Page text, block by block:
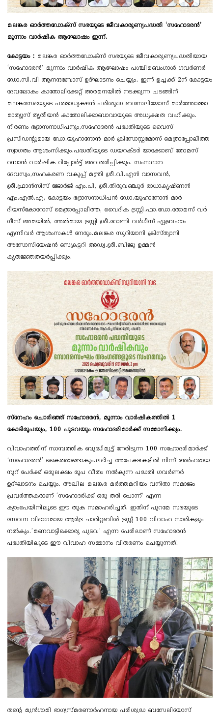
മലങ്കര ഓർത്തഡോക്സ് സഭയുടെ ജീവകാരുണ്യപദ്ധതി ‘സഹോദരൻ’
മൂന്നാം വാർഷിക ആഘോഷം ഇന്ന്.
കോട്ടയം : മലങ്കര ഓർത്തഡോക്സ് സഭയുടെ ജീവകാരുണ്യപദ്ധതിയായ
‘സഹോദരൻ’ മൂന്നാം വാർഷിക ആഘോഷം പശ്ചിമബം​ഗാൾ ​ഗവർണർ
ഡോ.സി.വി ആനന്ദബോസ് ഉദ്ഘാടനം ചെയ്യും. ഇന്ന് ഉച്ചക്ക് 2ന് കോട്ടയം
ദേവലോകം കാതോലിക്കേറ്റ് അരമനയിൽ നടക്കുന്ന ചടങ്ങിന്
മലങ്കരസഭയുടെ പരമാധ്യക്ഷൻ പരിശുദ്ധ ബസേലിയോസ് മാർത്തോമ്മാ
മാത്യൂസ് തൃതീയൻ കാതോലിക്കാബാവായുടെ അധ്യക്ഷത വഹിക്കും.
നിരണം ഭദ്രാസനാധിപനും,സഹോദരൻ പദ്ധതിയുടെ വൈസ്
പ്രസിഡന്റുമായ ഡോ.യൂഹാനോൻ മാർ ക്രിസോസ്റ്റമോസ് മെത്രാപ്പോലീത്ത
സ്വാ​ഗതം ആശംസിക്കും.പദ്ധതിയുടെ ഡയറക്ടർ യാക്കോബ് തോമസ്
റമ്പാൻ വാർഷിക റിപ്പോർട്ട് അവതരിപ്പിക്കും. സംസ്ഥാന
ദേവസ്വം,സഹകരണ വകുപ്പ് മന്ത്രി ശ്രീ.വി.എൻ വാസവൻ,
ശ്രീ.ഫ്രാൻസിസ് ജോർജ് എം.പി, ശ്രീ.തിരുവഞ്ചൂർ രാധാകൃഷ്ണൻ
എം.എൽ.എ, കോട്ടയം ഭദ്രാസനാധിപൻ ഡോ.യൂഹാനോൻ മാർ
ദീയസ്കോറോസ് മെത്രാപ്പോലീത്ത, വൈദിക ട്രസ്റ്റി.ഫാ.ഡോ.തോമസ് വർ​
ഗീസ് അമയിൽ, അൽമായ ട്രസ്റ്റി ശ്രീ.റോണി വർ​ഗീസ് ഏബ്രഹാം
എന്നിവർ ആശംസകൾ നേരും.മലങ്കര സുറിയാനി ക്രിസ്ത്യാനി
അസോസിയേഷൻ സെക്രട്ടറി അഡ്വ.ശ്രീ.ബിജു ഉമ്മൻ
കൃതജ്ഞതയർപ്പിക്കും.
സ്നേഹം ചൊരിഞ്ഞ് സഹോദരൻ, മൂന്നാം വാർഷികത്തിൽ 1
കോടിരൂപയും, 100 പുടവയും സഹോദരിമാർക്ക് സമ്മാനിക്കും.
വിവാഹത്തിന് സാമ്പത്തിക ബുദ്ധിമുട്ട് നേരിടുന്ന 100 സഹോദരിമാർക്ക്
‘സഹോ​ദരൻ’ കൈത്താങ്ങാകും.ലഭിച്ച അപേക്ഷകളിൽ നിന്ന് അർഹരായ
നൂറ് പേർക്ക് ഒരുലക്ഷം രൂപ വീതം നൽകുന്ന പദ്ധതി ​ഗവർണർ
ഉദ്ഘാടനം ചെയ്യും. അഖില മലങ്കര മർത്തമറിയം വനിതാ സമാജം
പ്രവർത്തകരാണ് ‘സഹോദരിക്ക് ഒരു തരി പൊന്ന്’ എന്ന
ക്യാംപെയിനിലൂടെ ഈ തുക സമാഹരിച്ചത്. ഇതിന് പുറമേ സഭയുടെ
സേവന വിഭാ​ഗമായ ആർദ്ര ചാരിറ്റബിൾ ട്രസ്റ്റ് 100 വിവാഹ സാരികളും
നൽകും.’മണവാട്ടിക്കൊരു പുടവ’ എന്ന പേരിലാണ് സഹോദരൻ
പദ്ധതിയിലൂടെ ഈ വിവാഹ സമ്മാനം വിതരണം ചെയ്യുന്നത്.
തന്റെ മുൻ​ഗാമി ഭാ​ഗ്യസ്മരണാർഹനായ പരിശുദ്ധ ബസേലിയോസ്